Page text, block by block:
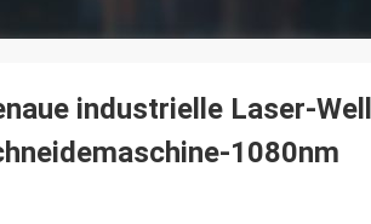
industrielle Laser-
1080nm